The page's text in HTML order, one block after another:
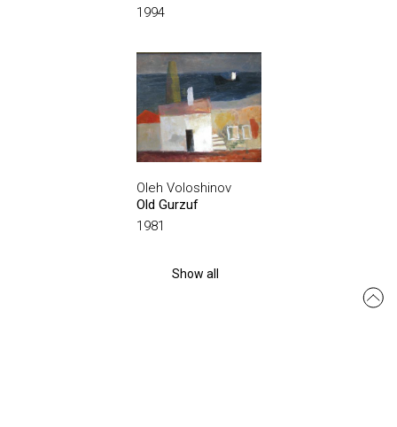
1994
Oleh Voloshinov
Old Gurzuf
1981
Show all